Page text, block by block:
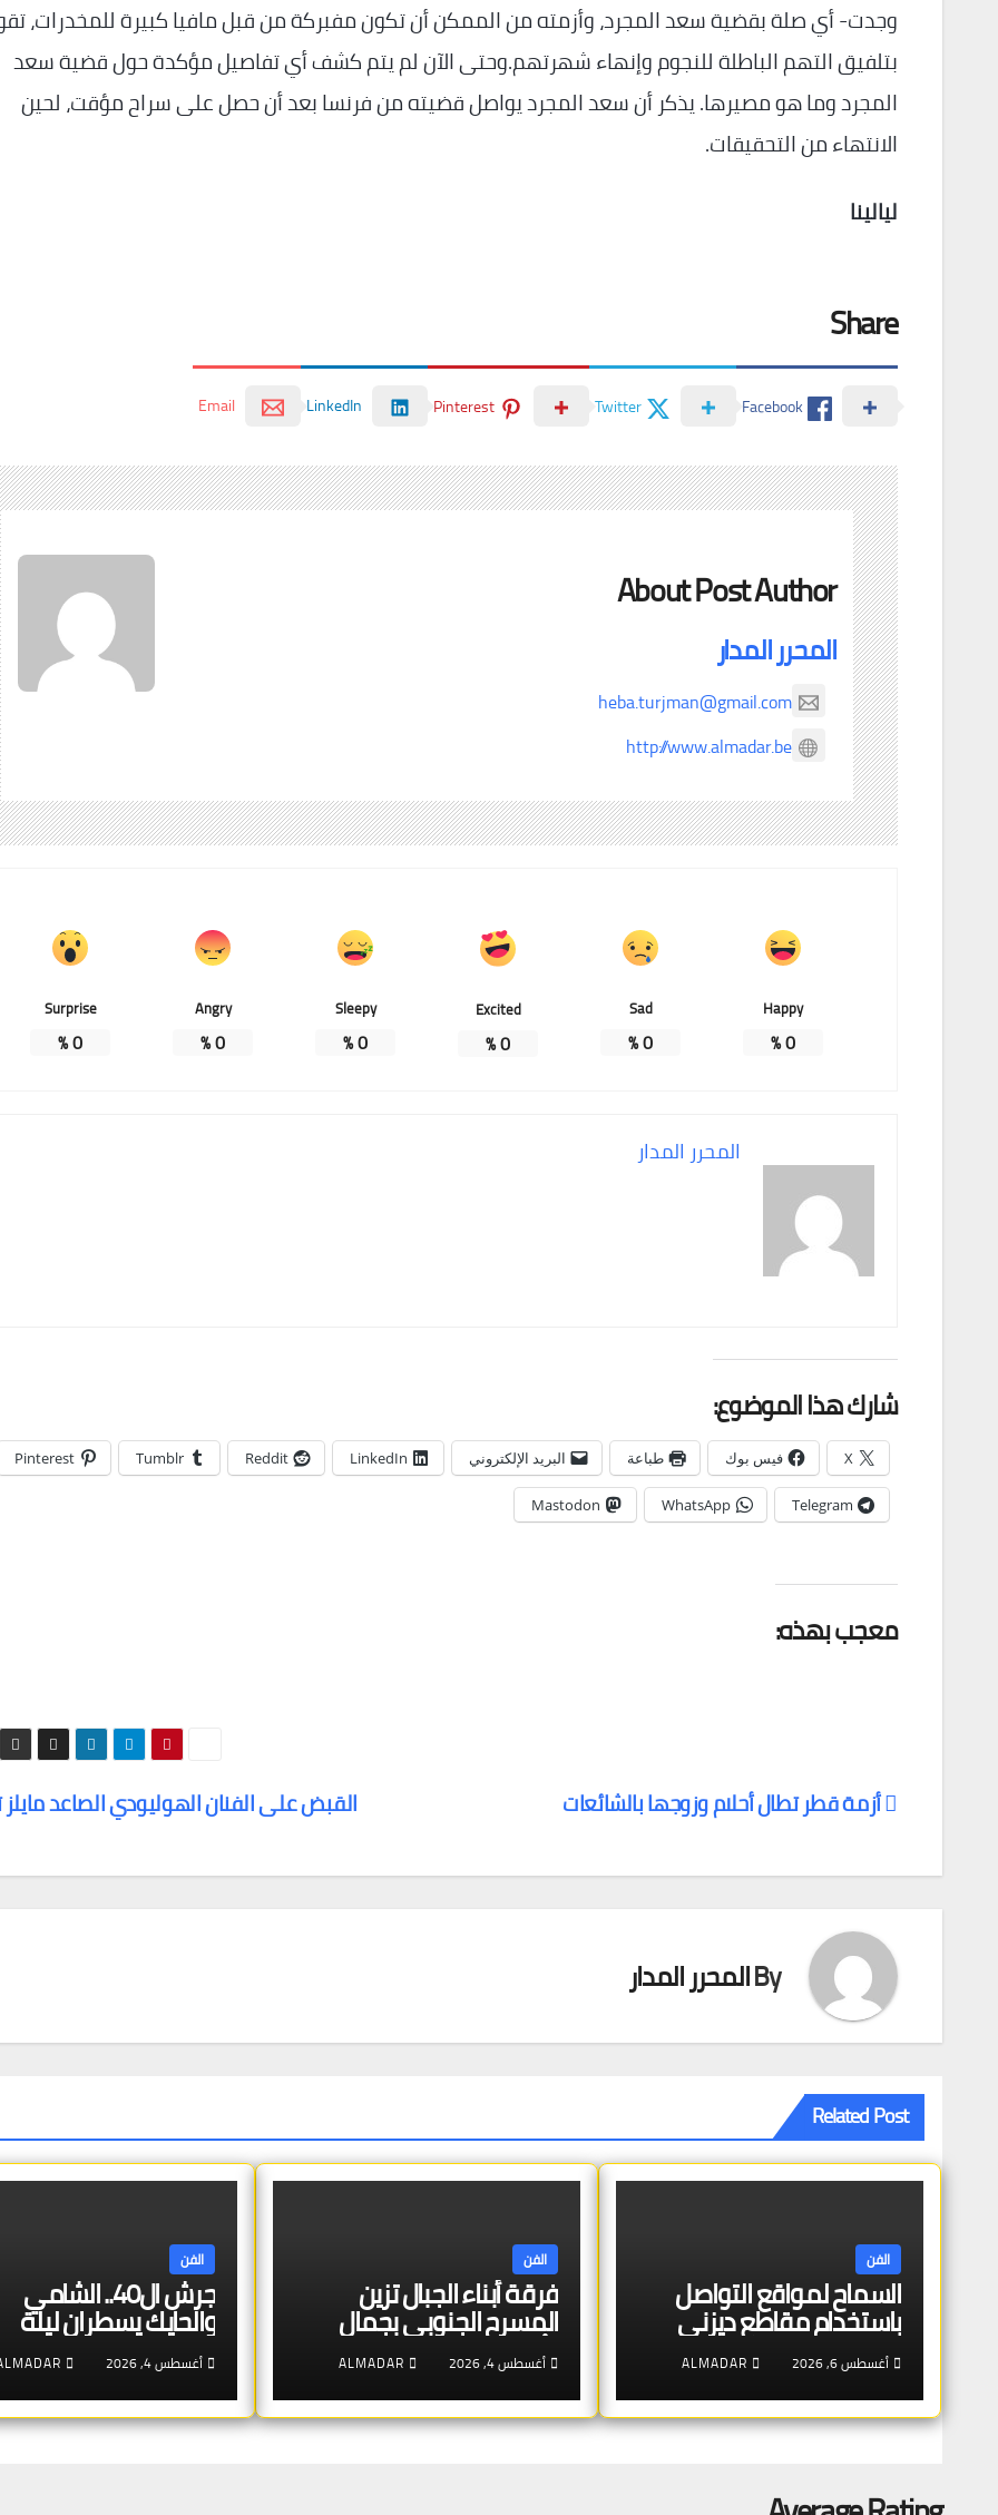
وجدت- أي صلة بقضية سعد المجرد، وأزمته من الممكن أن تكون مفبركة من قبل مافيا كبيرة للمخدرات،
بتلفيق التهم الباطلة للنجوم وإنهاء شهرتهم.وحتى الآن لم يتم كشف أي تفاصيل مؤكدة حول قضية سعد
المجرد وما هو مصيرها. يذكر أن سعد المجرد يواصل قضيته من فرنسا بعد أن حصل على سراح مؤقت، لحين
الانتهاء من التحقيقات.
ليالينا
Share
Facebook
Twitter
Pinterest
LinkedIn
Email
About Post Author
المحرر المدار
heba.turjman@gmail.com
http://www.almadar.be
Happy
0
%
Sad
0
%
Excited
0
%
Sleepy
0
%
Angry
0
%
Surprise
0
%
المحرر المدار
شارك هذا الموضوع:
X فيس بوك طباعة البريد الإلكتروني LinkedIn
Reddit
Tumblr
Pinterest
Telegram
WhatsApp
Mastodon
معجب بهذه:
القبض على الفنان الهوليودي الصاعد مايلز أزمة قطر تطال أحلام وزوجها بالشائعات
Byالمحرر المدار
Related Post
الفن
السماح لمواقع التواصل
باستخدام مقاطع ديزني
أغسطس 6, 2026 ALMADAR
الفن
فرقة أبناء الجبال تزين
المسرح الجنوبي بجمال
وأصالة الثقافة الشركسية
أغسطس 4, 2026 ALMADAR
الفن
جرش ال40.. الشامي
والحايك يسطران ليلة
شبابية مميزة
أغسطس 4, 2026